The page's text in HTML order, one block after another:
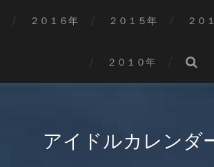
２０１６年 ２０１５年 ２０
２０１０年
アイドルカレンダ